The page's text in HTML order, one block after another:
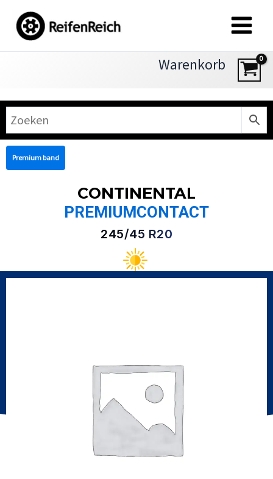
Inhalt
springen
Warenkorb
Premium band
CONTINENTAL
PREMIUMCONTACT
245/45 R20